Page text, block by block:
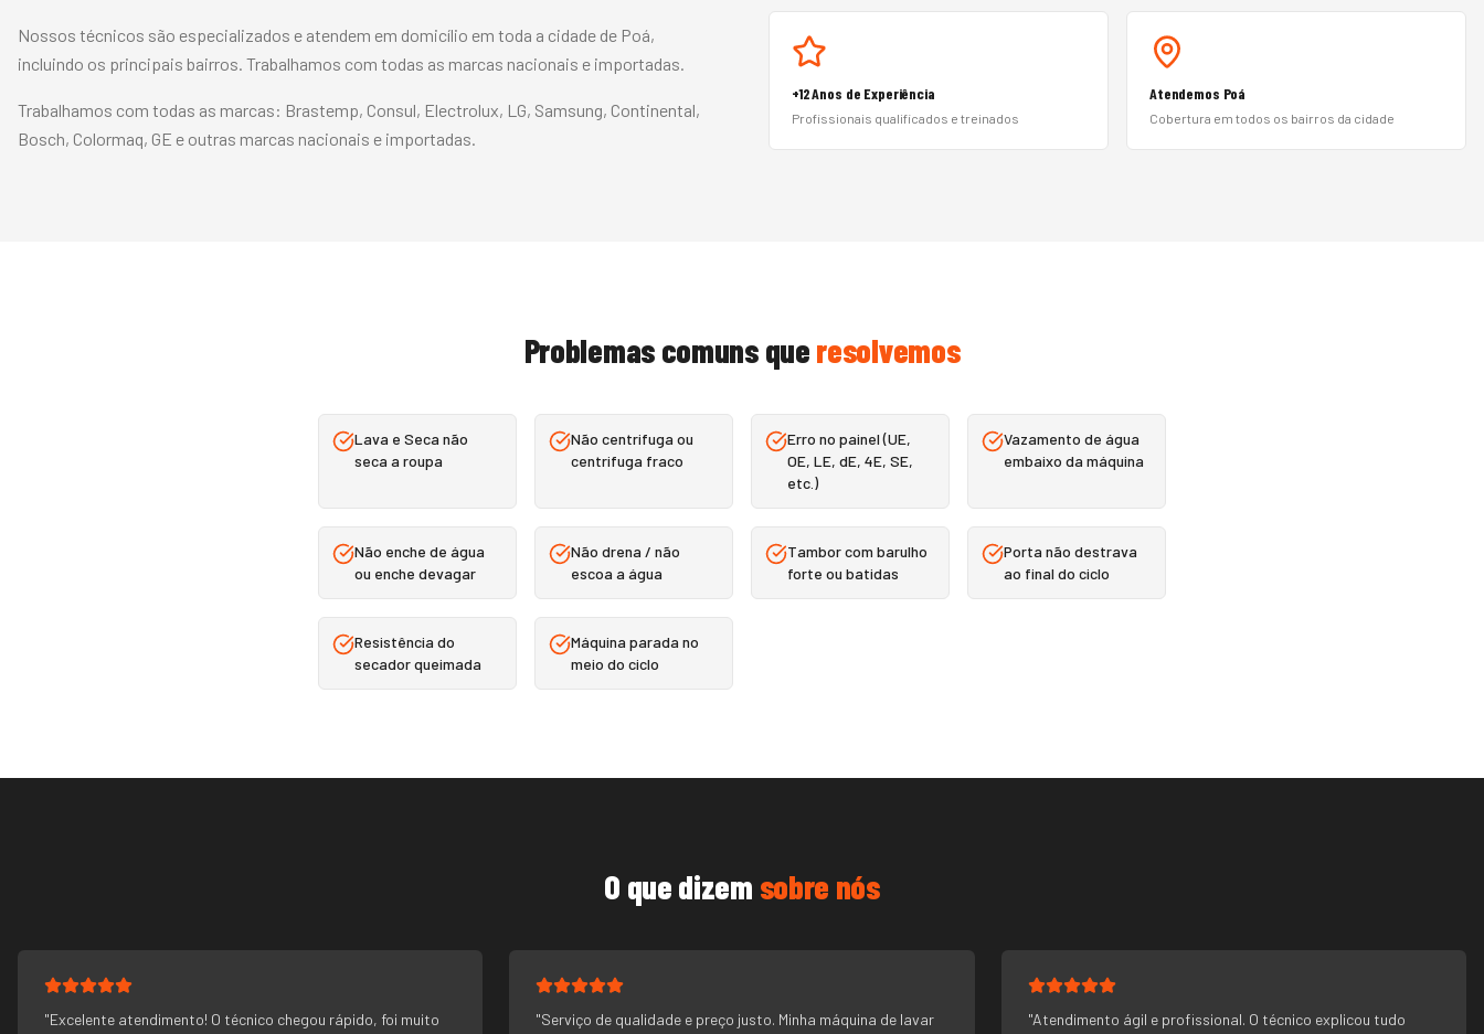
Nossos técnicos são especializados e atendem em domicílio em toda a cidade de Poá,
incluindo os principais bairros. Trabalhamos com todas as marcas nacionais e importadas.
Trabalhamos com todas as marcas: Brastemp, Consul, Electrolux, LG, Samsung, Continental,
Bosch, Colormaq, GE e outras marcas nacionais e importadas.
+12 Anos de Experiência
Profissionais qualificados e treinados
Atendemos Poá
Cobertura em todos os bairros da cidade
Problemas comuns queresolvemos
Lava e Seca não
seca a roupa
Não centrifuga ou
centrifuga fraco
Erro no painel (UE,
OE, LE, dE, 4E, SE,
etc.)
Vazamento de água
embaixo da máquina
Não enche de água
ou enche devagar
Não drena / não
escoa a água
Tambor com barulho
forte ou batidas
Porta não destrava
ao final do ciclo
Resistência do
secador queimada
Máquina parada no
meio do ciclo
O que dizem sobre nós
"Excelente atendimento! O técnico chegou rápido, foi muito "Serviço de qualidade e preço justo. Minha máquina de lavar "Atendimento ágil e profissional. O técnico explicou tudo